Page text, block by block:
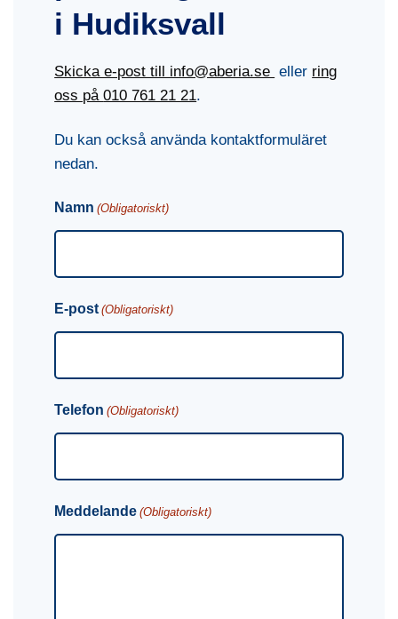
i Hudiksvall
Skicka e-post till info@aberia.se eller ring
oss på010 761 21 21.
Du kan också använda kontaktformuläret
nedan.
Namn (Obligatoriskt)
E-post (Obligatoriskt)
Telefon (Obligatoriskt)
Meddelande (Obligatoriskt)